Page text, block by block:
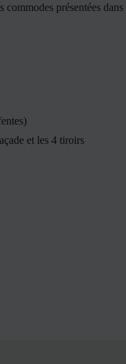
présentées dans
et les 4 tiroirs